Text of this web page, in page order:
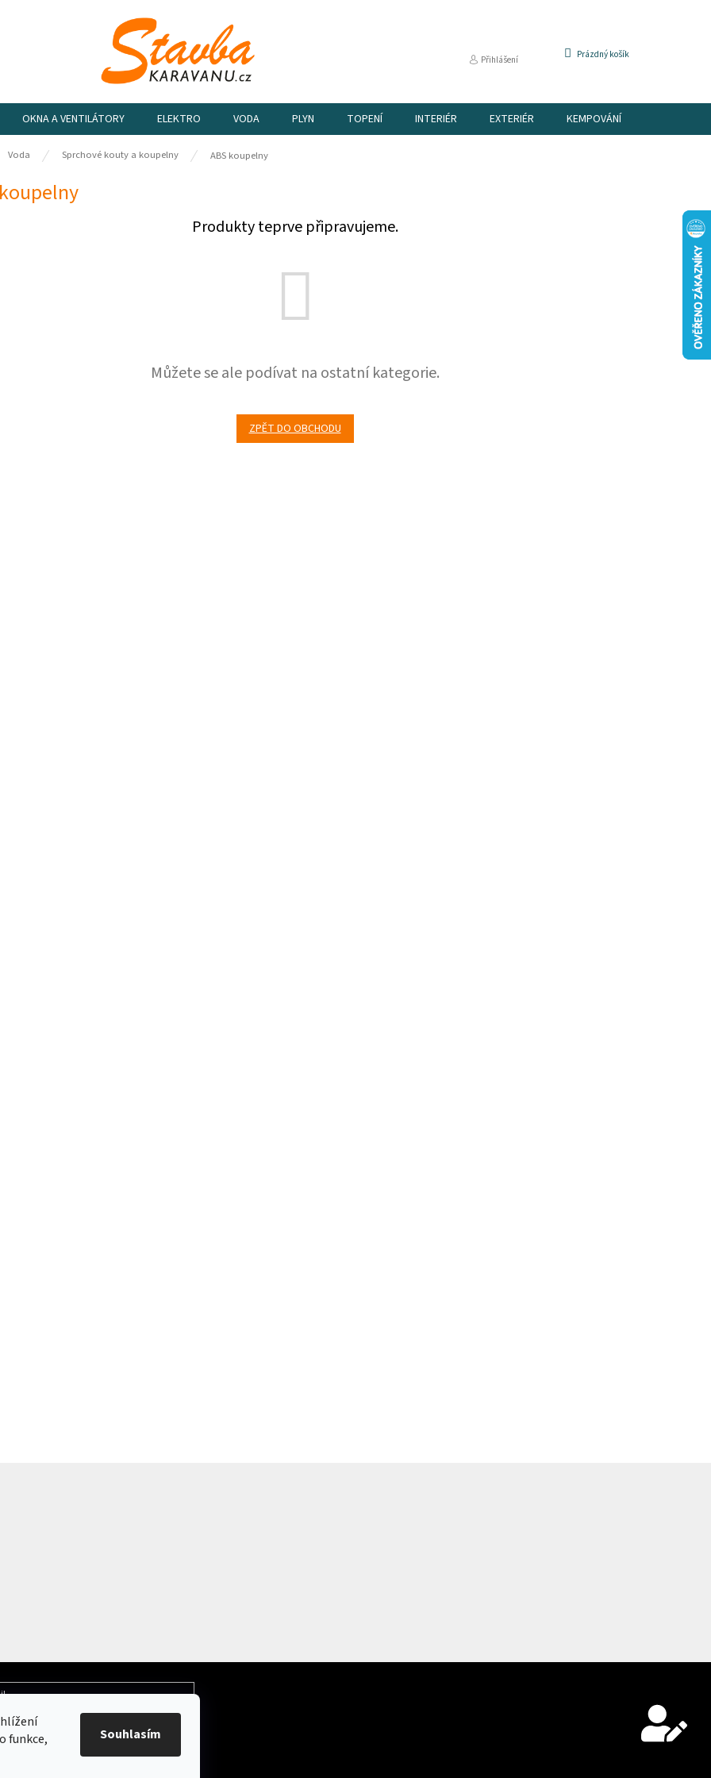
funkce,
Souhlasím
Přihlášení
NÁKUPNÍ
Prázdný košík
OKNA A VENTILÁTORY ELEKTRO VODA PLYN TOPENÍ INTERIÉR EXTERIÉR KEMPOVÁNÍ
Voda Sprchové kouty a koupelny ABS koupelny
Produkty teprve připravujeme.
Můžete se ale podívat na ostatní kategorie.
ZPĚT DO OBCHODU
osobních údajů